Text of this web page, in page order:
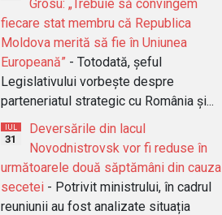
Grosu: „Trebuie să convingem
fiecare stat membru că Republica
Moldova merită să fie în Uniunea
Europeană” - Totodată, șeful
Legislativului vorbește despre
parteneriatul strategic cu România și...
IUL
31
Deversările din lacul
Novodnistrovsk vor fi reduse în
următoarele două săptămâni din cauza
secetei - Potrivit ministrului, în cadrul
reuniunii au fost analizate situația